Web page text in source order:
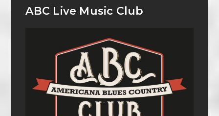
ABC Live Music Club